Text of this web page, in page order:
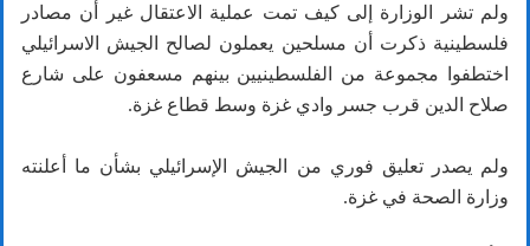
ولم تشر الوزارة إلى كيف تمت عملية الاعتقال غير أن مصادر
فلسطينية ذكرت أن مسلحين يعملون لصالح الجيش الاسرائيلي
اختطفوا مجموعة من الفلسطينيين بينهم مسعفون على شارع
صلاح الدين قرب جسر وادي غزة وسط قطاع غزة.
ولم يصدر تعليق فوري من الجيش الإسرائيلي بشأن ما أعلنته
وزارة الصحة في غزة.